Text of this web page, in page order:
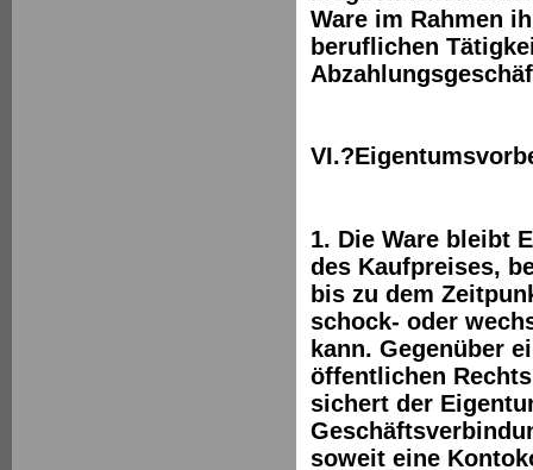
Ware im Rahmen
beruflichen
1. Die Ware bleibt
des Kaufpreises,
bis zu dem
schock- oder
kann. Gegenüber
öffentlichen
sichert der
soweit eine